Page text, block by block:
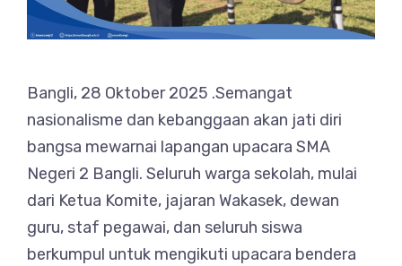
Bangli, 28 Oktober 2025 .Semangat
nasionalisme dan kebanggaan akan jati diri
bangsa mewarnai lapangan upacara SMA
Negeri 2 Bangli. Seluruh warga sekolah, mulai
dari Ketua Komite, jajaran Wakasek, dewan
guru, staf pegawai, dan seluruh siswa
berkumpul untuk mengikuti upacara bendera